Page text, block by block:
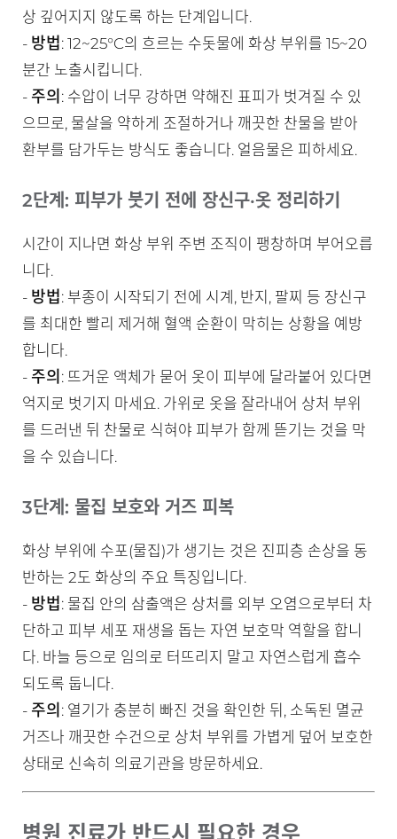
상 깊어지지 않도록 하는 단계입니다.
- 방법: 12~25°C의 흐르는 수돗물에 화상 부위를 15~20
분간 노출시킵니다.
- 주의 : 수압이 너무 강하면 약해진 표피가 벗겨질 수 있
으므로, 물살을 약하게 조절하거나 깨끗한 찬물을 받아
환부를 담가두는 방식도 좋습니다. 얼음물은 피하세요.
2단계: 피부가 붓기 전에 장신구·옷 정리하기
시간이 지나면 화상 부위 주변 조직이 팽창하며 부어오릅
니다.
- 방법: 부종이 시작되기 전에 시계, 반지, 팔찌 등 장신구
를 최대한 빨리 제거해 혈액 순환이 막히는 상황을 예방
합니다.
- 주의 : 뜨거운 액체가 묻어 옷이 피부에 달라붙어 있다면
억지로 벗기지 마세요. 가위로 옷을 잘라내어 상처 부위
를 드러낸 뒤 찬물로 식혀야 피부가 함께 뜯기는 것을 막
을 수 있습니다.
3단계: 물집 보호와 거즈 피복
화상 부위에 수포(물집)가 생기는 것은 진피층 손상을 동
반하는 2도 화상의 주요 특징입니다.
- 방법: 물집 안의 삼출액은 상처를 외부 오염으로부터 차
단하고 피부 세포 재생을 돕는 자연 보호막 역할을 합니
다. 바늘 등으로 임의로 터뜨리지 말고 자연스럽게 흡수
되도록 둡니다.
- 주의 : 열기가 충분히 빠진 것을 확인한 뒤, 소독된 멸균
거즈나 깨끗한 수건으로 상처 부위를 가볍게 덮어 보호한
상태로 신속히 의료기관을 방문하세요.
병원 진료가 반드시 필요한 경우